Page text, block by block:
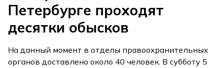
Петербурге проходят
десятки обысков
На данный момент в отделы правоохранительных
органов доставлено около 40 человек. В субботу 5